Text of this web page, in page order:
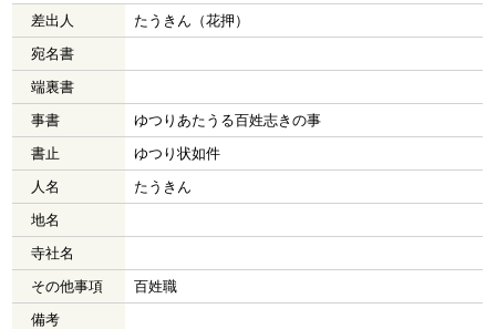
差出人
たうきん（花押）
宛名書
端裏書
事書
ゆつりあたうる百姓志きの事
書止
ゆつり状如件
人名
たうきん
地名
寺社名
その他事項
百姓職
備考